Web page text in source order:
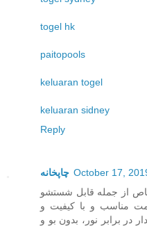
togel hk
paitopools
keluaran togel
keluaran sidney
Reply
چاپخانه October 17,
از جمله قابل شستشو
مناسب و با کیفیت و
در برابر نور، بدون بو و